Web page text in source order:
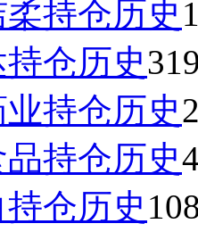
持仓历史
持仓历史
持仓历史
持仓历史
持仓历史